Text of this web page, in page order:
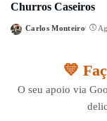
Churros Caseiros
Posted
Carlos Monteiro
💛
O seu apoio via